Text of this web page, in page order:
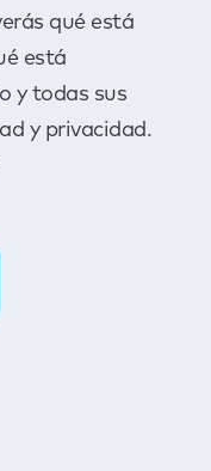
qué está
está
y todas sus
y privacidad.